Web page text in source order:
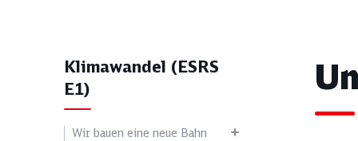
Klimawandel (ESRS
E1)
Wir bauen eine neue Bahn
Alle Themen